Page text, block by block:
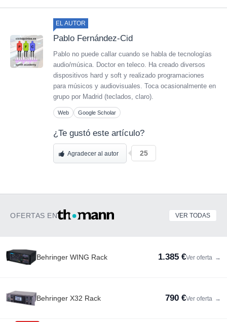
EL AUTOR
Pablo Fernández-Cid
Pablo no puede callar cuando se habla de tecnologías
audio/música. Doctor en teleco. Ha creado diversos
dispositivos hard y soft y realizado programaciones
para músicos y audiovisuales. Toca ocasionalmente en
grupo por Madrid (teclados, claro).
Web Google Scholar
¿Te gustó este artículo?
Agradecer al autor 25
OFERTAS EN VER TODAS
Behringer WING Rack 1.385 €Ver oferta →
Behringer X32 Rack 790 €Ver oferta →